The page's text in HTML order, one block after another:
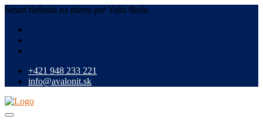
Smart riešenia na mieru pre Vašu školu
+421 948 233 221
info@avalonit.sk